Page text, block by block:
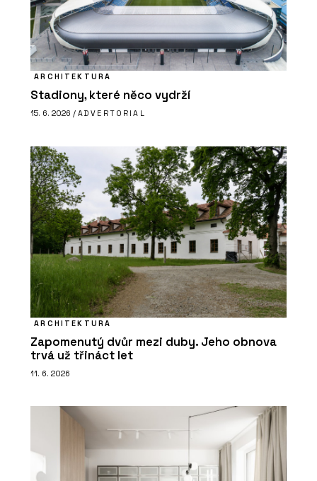
ARCHITEKTURA
Stadiony, které něco vydrží
15. 6. 2026 / ADVERTORIAL
ARCHITEKTURA
Zapomenutý dvůr mezi duby. Jeho obnova
trvá už třináct let
11. 6. 2026